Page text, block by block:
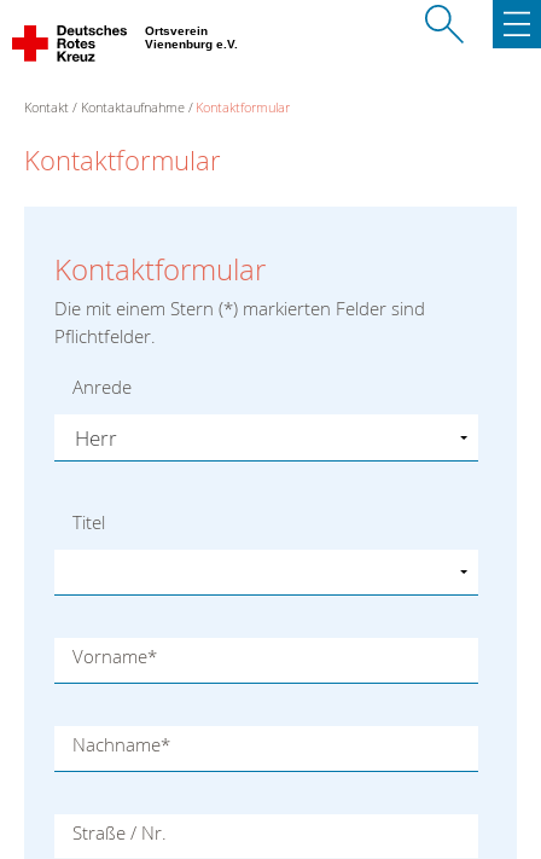
Ortsverein
Vienenburg e.V.
Kontakt Kontaktaufnahme Kontaktformular
Kontaktformular
Kontaktformular
Die mit einem Stern (*) markierten Felder sind
Pflichtfelder.
Anrede
Titel
Vorname*
Nachname*
Straße / Nr.